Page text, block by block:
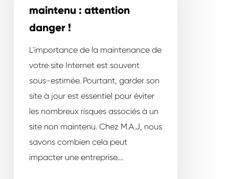
maintenu
attention
danger
maintenu : attention
danger !
L'importance de la maintenance de
votre site Internet est souvent
sous-estimée. Pourtant, garder son
site à jour est essentiel pour éviter
les nombreux risques associés à un
site non maintenu. Chez M.A.J, nous
savons combien cela peut
impacter une entreprise.…